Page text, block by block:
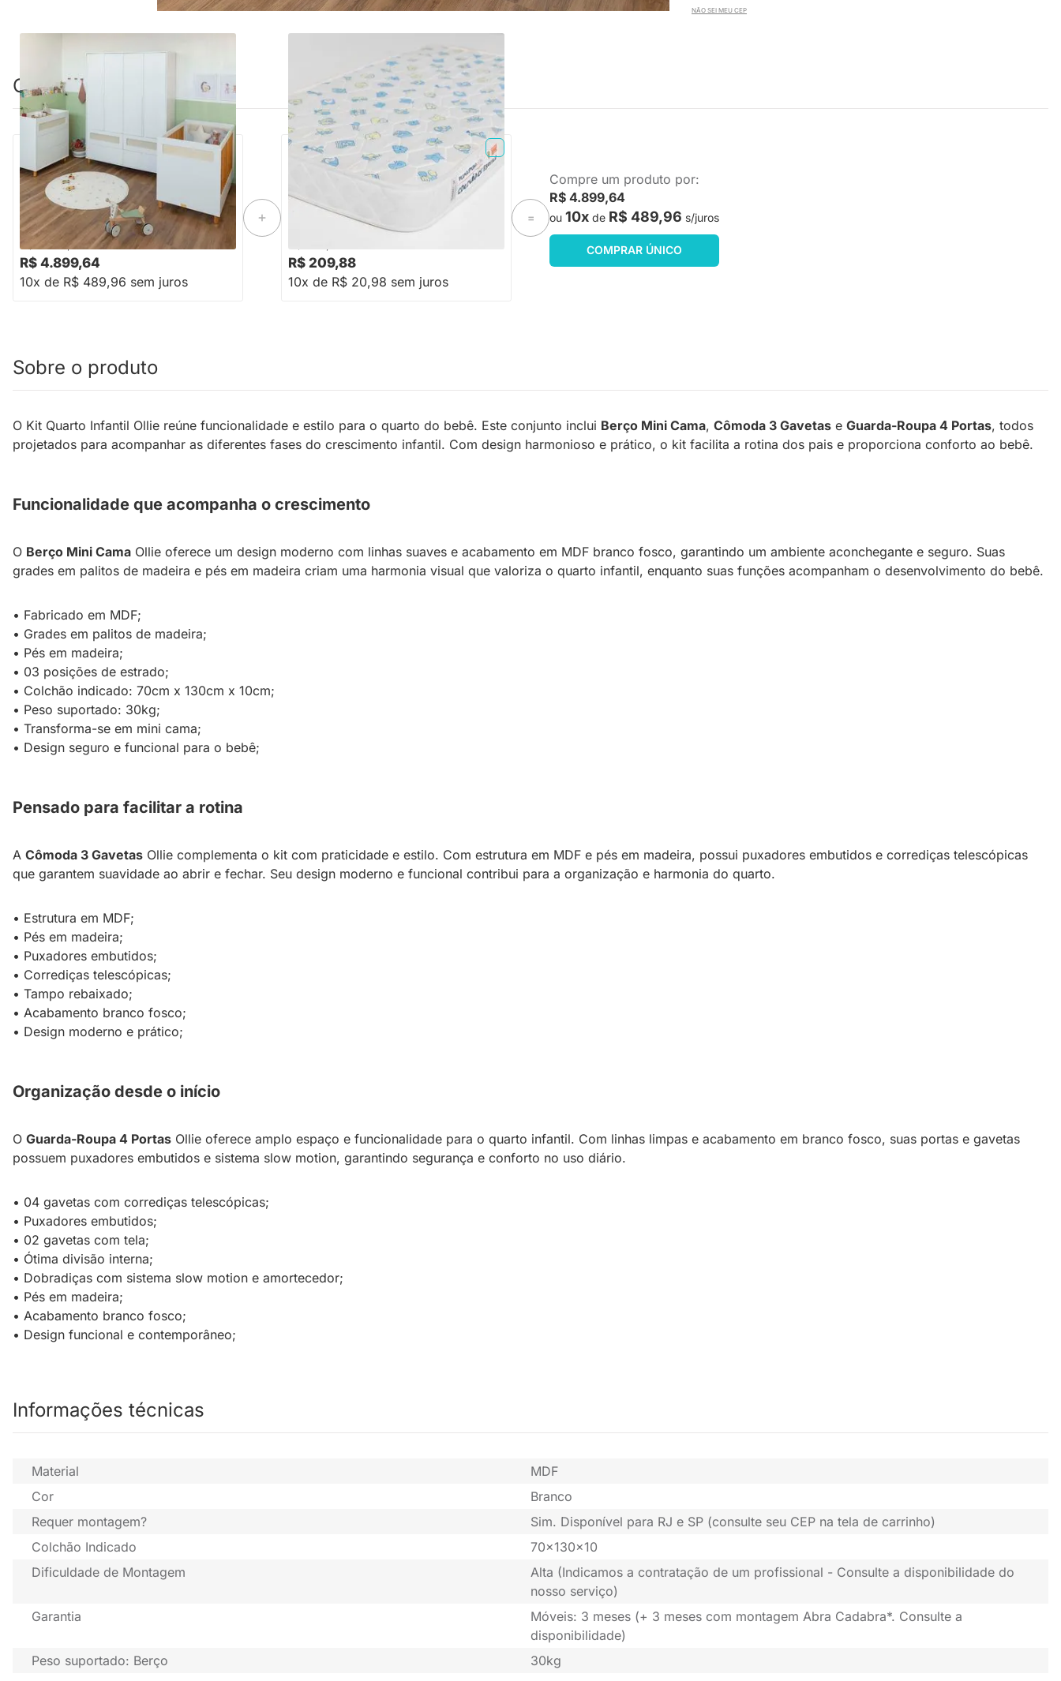
NÃO SEI MEU CEP
Combinação perfeita
PRONTA ENTREGA
Kit Quarto Infantil Ollie - Berço Mini Cama
+ Cômoda 4 Gavetas + Guarda-Roupa 4
Portas - Branco Fosco
R$ 5.879,88 -16% Economize R$ 980
R$ 4.899,64
10x de R$ 489,96 sem juros
PRONTA ENTREGA
Colchão de Espuma Plummi Berço
70cmx1,30mx10cm D18
R$ 209,88
10x de R$ 20,98 sem juros
=
Compre um produto por:
R$ 4.899,64
ou 10x de R$ 489,96 s/juros
COMPRAR ÚNICO
Sobre o produto
O Kit Quarto Infantil Ollie reúne funcionalidade e estilo para o quarto do bebê. Este conjunto inclui Berço Mini Cama, Cômoda 3 Gavetas e Guarda-Roupa 4 Portas, todos
projetados para acompanhar as diferentes fases do crescimento infantil. Com design harmonioso e prático, o kit facilita a rotina dos pais e proporciona conforto ao bebê.
Funcionalidade que acompanha o crescimento
O Berço Mini Cama Ollie oferece um design moderno com linhas suaves e acabamento em MDF branco fosco, garantindo um ambiente aconchegante e seguro. Suas
grades em palitos de madeira e pés em madeira criam uma harmonia visual que valoriza o quarto infantil, enquanto suas funções acompanham o desenvolvimento do bebê.
• Fabricado em MDF;
• Grades em palitos de madeira;
• Pés em madeira;
• 03 posições de estrado;
• Colchão indicado: 70cm x 130cm x 10cm;
• Peso suportado: 30kg;
• Transforma-se em mini cama;
• Design seguro e funcional para o bebê;
Pensado para facilitar a rotina
A Cômoda 3 Gavetas Ollie complementa o kit com praticidade e estilo. Com estrutura em MDF e pés em madeira, possui puxadores embutidos e corrediças telescópicas
que garantem suavidade ao abrir e fechar. Seu design moderno e funcional contribui para a organização e harmonia do quarto.
• Estrutura em MDF;
• Pés em madeira;
• Puxadores embutidos;
• Corrediças telescópicas;
• Tampo rebaixado;
• Acabamento branco fosco;
• Design moderno e prático;
Organização desde o início
O Guarda-Roupa 4 Portas Ollie oferece amplo espaço e funcionalidade para o quarto infantil. Com linhas limpas e acabamento em branco fosco, suas portas e gavetas
possuem puxadores embutidos e sistema slow motion, garantindo segurança e conforto no uso diário.
• 04 gavetas com corrediças telescópicas;
• Puxadores embutidos;
• 02 gavetas com tela;
• Ótima divisão interna;
• Dobradiças com sistema slow motion e amortecedor;
• Pés em madeira;
• Acabamento branco fosco;
• Design funcional e contemporâneo;
Informações técnicas
Material
MDF
Cor
Branco
Requer montagem?
Sim. Disponível para RJ e SP (consulte seu CEP na tela de carrinho)
Colchão Indicado
70x130x10
Dificuldade de Montagem
Alta (Indicamos a contratação de um profissional - Consulte a disponibilidade do
nosso serviço)
Garantia
Móveis: 3 meses (+ 3 meses com montagem Abra Cadabra*. Consulte a
disponibilidade)
Peso suportado: Berço
30kg